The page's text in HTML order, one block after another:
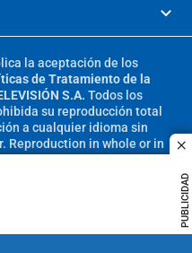
PUBLICIDAD
la aceptación de los
de Tratamiento de la
S.A. Todos los
su reproducción total
a cualquier idioma sin
Reproduction in whole or in